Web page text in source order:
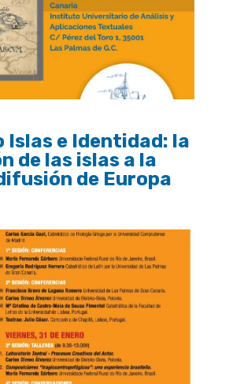
Islas e Identidad: la
de las islas a la
de Europa